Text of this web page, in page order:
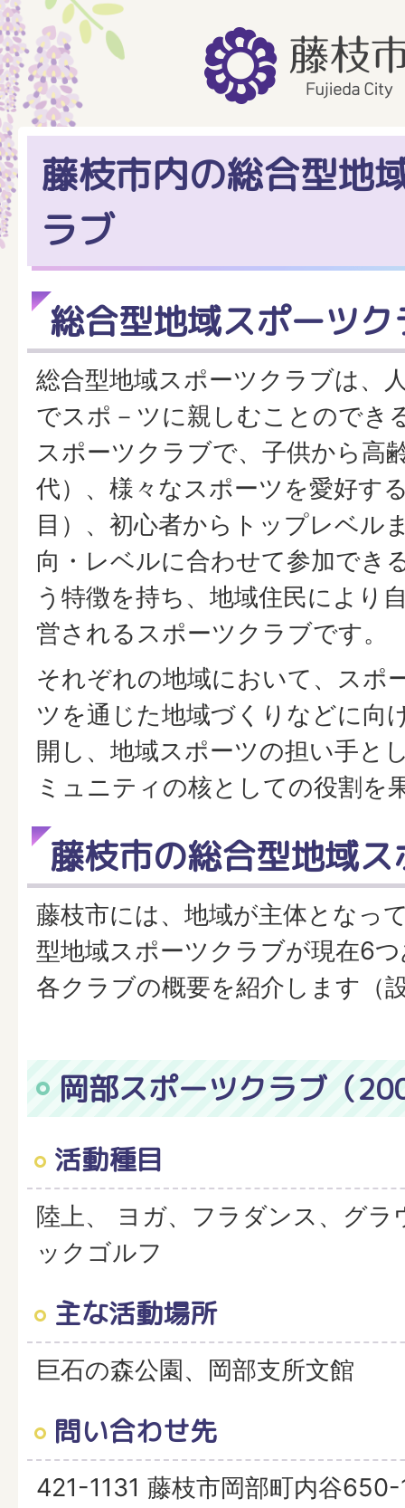
藤枝市内の総合型地
ラブ
総合型地域スポーツ
総合型地域スポーツクラブは、
でスポ－ツに親しむことのでき
スポーツクラブで、子供から高
代）、様々なスポーツを愛好す
目）、初心者からトップレベル
向・レベルに合わせて参加でき
う特徴を持ち、地域住民により
営されるスポーツクラブです。
それぞれの地域において、スポ
ツを通じた地域づくりなどに向
開し、地域スポーツの担い手と
ミュニティの核としての役割を
藤枝市の総合型地域
藤枝市には、地域が主体となっ
型地域スポーツクラブが現在6
各クラブの概要を紹介します（
岡部スポーツクラブ（
活動種目
陸上、 ヨガ、フラダンス、グラ
ックゴルフ
主な活動場所
巨石の森公園、岡部支所文館
問い合わせ先
421-1131 藤枝市岡部町内谷